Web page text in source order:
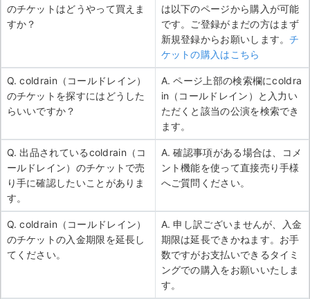
のチケットはどうやって買えま
すか？
は以下のページから購入が可能
です。ご登録がまだの方はまず
新規登録からお願いします。チ
ケットの購入はこちら
Q. coldrain（コールドレイン）
のチケットを探すにはどうした
らいいですか？
A. ページ上部の検索欄にcoldra
in（コールドレイン）と入力い
ただくと該当の公演を検索でき
ます。
Q. 出品されているcoldrain（コ
ールドレイン）のチケットで売
り手に確認したいことがありま
す。
A. 確認事項がある場合は、コメ
ント機能を使って直接売り手様
へご質問ください。
Q. coldrain（コールドレイン）
のチケットの入金期限を延長し
てください。
A. 申し訳ございませんが、入金
期限は延長できかねます。お手
数ですがお支払いできるタイミ
ングでの購入をお願いいたしま
す。